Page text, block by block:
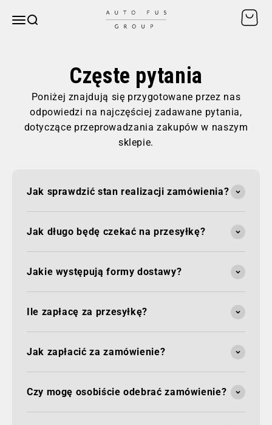
Otwórz menu nawigacji
SZUKAJ AUTO FUS GROUP
Częste pytania
Poniżej znajdują się przygotowane przez nas
odpowiedzi na najczęściej zadawane pytania,
dotyczące przeprowadzania zakupów w naszym
sklepie.
Jak sprawdzić stan realizacji zamówienia?
Jak długo będę czekać na przesyłkę?
Jakie występują formy dostawy?
Ile zapłacę za przesyłkę?
Jak zapłacić za zamówienie?
Czy mogę osobiście odebrać zamówienie?